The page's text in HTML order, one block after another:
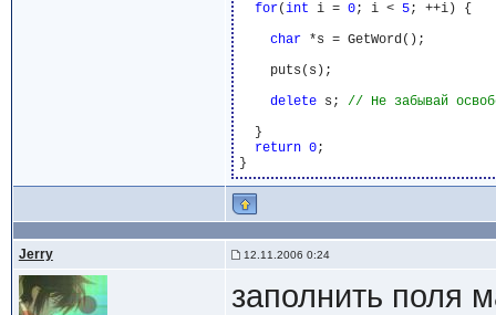
for(int i = 0; i < 5; ++i) {
char *s = GetWord();
    puts(s);
delete s;
  }
return 0;
Jerry 12.11.2006 0:24
заполнить поля